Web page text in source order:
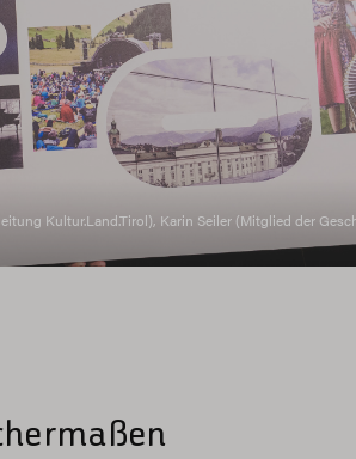
Kultur.Land.Tirol), Karin Seiler (Mitglied der